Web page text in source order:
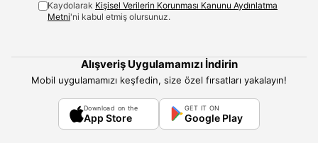
Kaydolarak Kişisel Verilerin Korunması Kanunu Aydınlatma
Metni'ni kabul etmiş olursunuz.
Alışveriş Uygulamamızı İndirin
Mobil uygulamamızı keşfedin, size özel fırsatları yakalayın!
Download on the
App Store
GET IT ON
Google Play